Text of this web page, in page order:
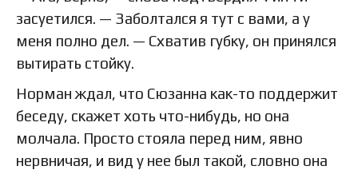
засуетился. — Заболтался я тут с вами, а у
меня полно дел. — Схватив губку, он принялся
вытирать стойку.
Норман ждал, что Сюзанна как-то поддержит
беседу, скажет хоть что-нибудь, но она
молчала. Просто стояла перед ним, явно
нервничая, и вид у нее был такой, словно она